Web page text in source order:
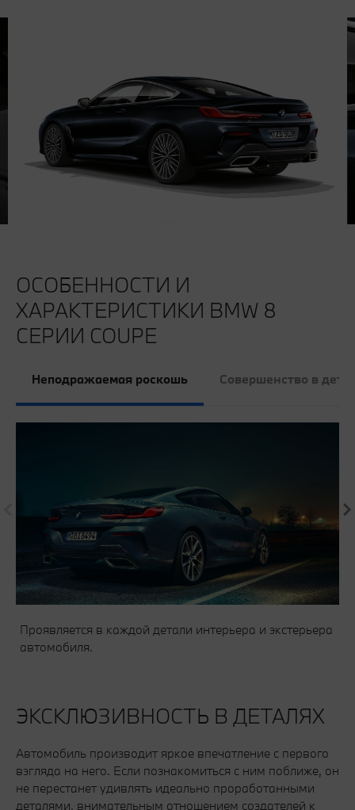
ОСОБЕННОСТИ И
ХАРАКТЕРИСТИКИ BMW 8
СЕРИИ COUPE
Неподражаемая роскошь Совершенство в
Проявляется в каждой детали интерьера и экстерьера
автомобиля.
ЭКСКЛЮЗИВНОСТЬ В ДЕТАЛЯХ
Автомобиль производит яркое впечатление с первого
взгляда на него. Если познакомиться с ним поближе, он
не перестанет удивлять идеально проработанными
деталями, внимательным отношением создателей к